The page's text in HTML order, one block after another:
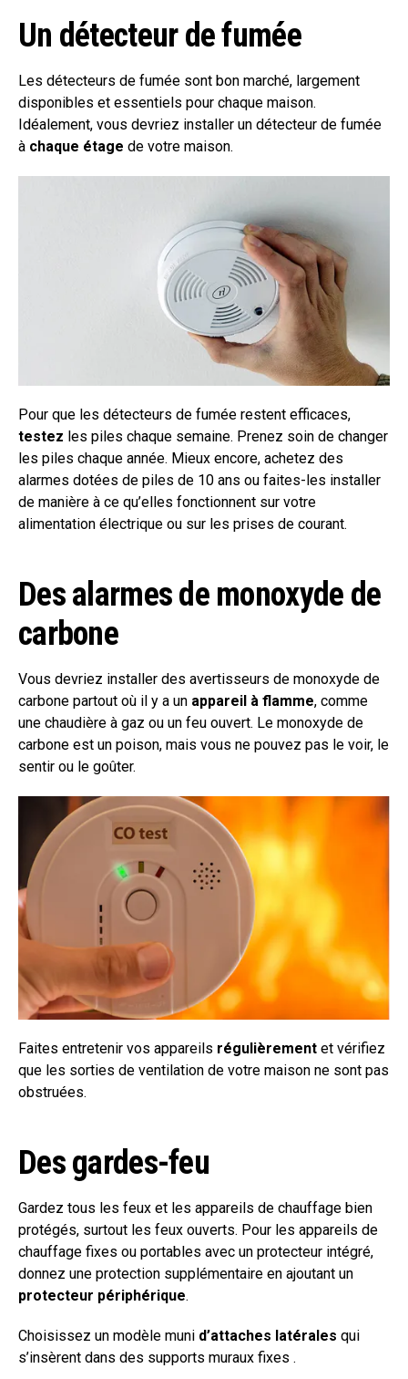
Un détecteur de fumée
Les détecteurs de fumée sont bon marché, largement
disponibles et essentiels pour chaque maison.
Idéalement, vous devriez installer un détecteur de fumée
à chaque étage de votre maison.
Pour que les détecteurs de fumée restent efficaces,
testez les piles chaque semaine. Prenez soin de changer
les piles chaque année. Mieux encore, achetez des
alarmes dotées de piles de 10 ans ou faites-les installer
de manière à ce qu’elles fonctionnent sur votre
alimentation électrique ou sur les prises de courant.
Des alarmes de monoxyde de
carbone
Vous devriez installer des avertisseurs de monoxyde de
carbone partout où il y a un appareil à flamme, comme
une chaudière à gaz ou un feu ouvert. Le monoxyde de
carbone est un poison, mais vous ne pouvez pas le voir, le
sentir ou le goûter.
Faites entretenir vos appareils régulièrement et vérifiez
que les sorties de ventilation de votre maison ne sont pas
obstruées.
Des gardes-feu
Gardez tous les feux et les appareils de chauffage bien
protégés, surtout les feux ouverts. Pour les appareils de
chauffage fixes ou portables avec un protecteur intégré,
donnez une protection supplémentaire en ajoutant un
protecteur périphérique.
Choisissez un modèle muni d’attaches latérales qui
s’insèrent dans des supports muraux fixes .